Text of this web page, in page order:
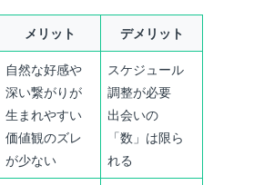
メリット デメリット
自然な好感や
深い繋がりが
生まれやすい
価値観のズレ
が少ない
スケジュール
調整が必要
出会いの
「数」は限ら
れる